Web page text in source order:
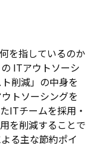
を指しているのか
ITアウトソーシ
削減」の中身を
トソーシングを
ITチームを採用・
を削減することで
る主な節約ポイ